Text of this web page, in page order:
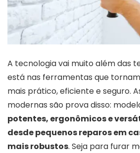
A tecnologia vai muito além das
está nas ferramentas que
mais prático, eficiente e seguro.
modernas são prova disso:
potentes, ergonômicos e
desde pequenos reparos em
mais robustos. Seja para furar